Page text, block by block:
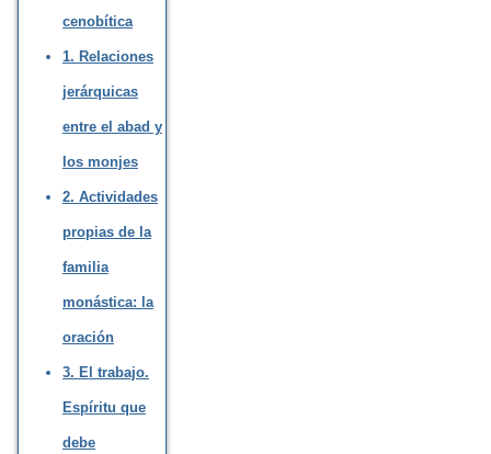
cenobítica
1. Relaciones
jerárquicas
entre el abad y
los monjes
2. Actividades
propias de la
familia
monástica: la
oración
3. El trabajo.
Espíritu que
debe